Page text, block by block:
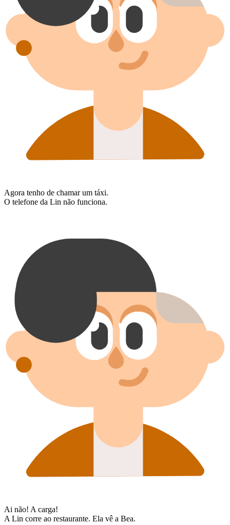
Agora tenho de chamar um táxi.
O telefone da Lin não funciona.
Ai não! A carga!
A Lin corre ao restaurante. Ela vê a Bea.